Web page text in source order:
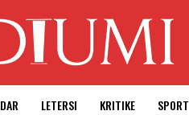
LETERSI KRITIKE SPORT